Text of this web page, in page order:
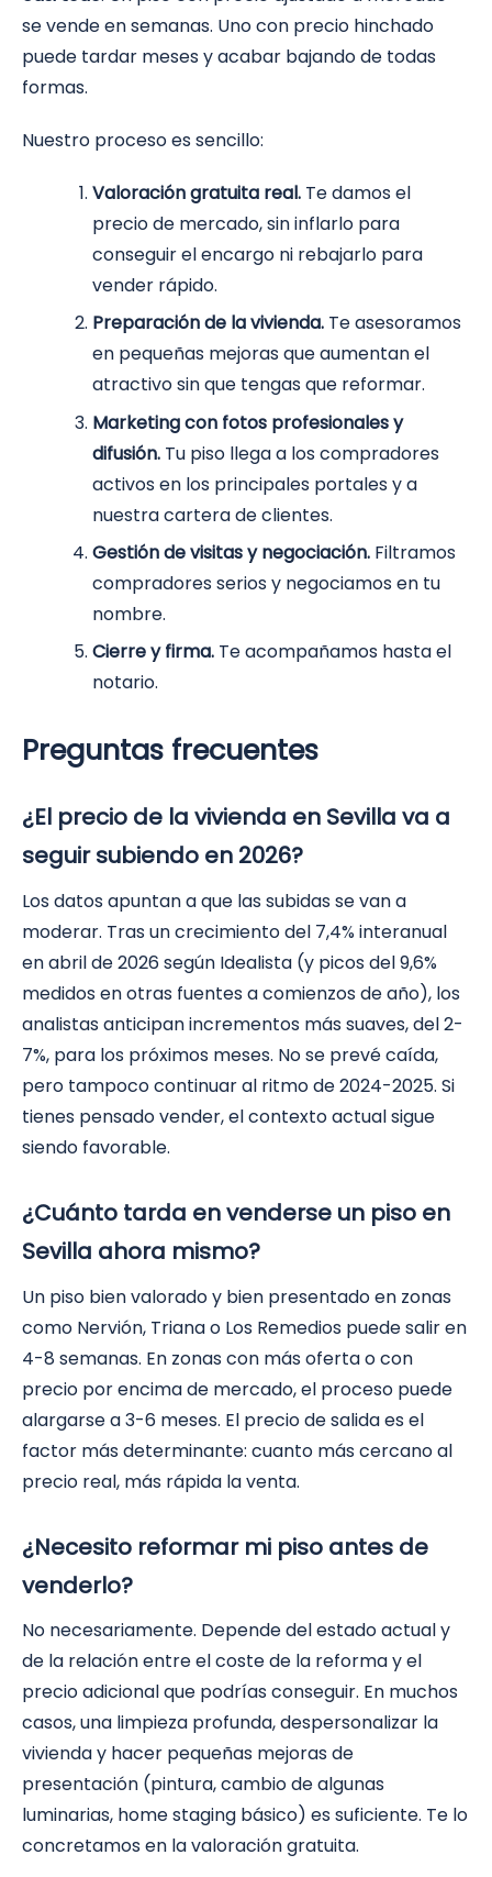
se vende en semanas. Uno con precio hinchado
puede tardar meses y acabar bajando de todas
formas.
Nuestro proceso es sencillo:
Valoración gratuita real. Te damos el
precio de mercado, sin inflarlo para
conseguir el encargo ni rebajarlo para
vender rápido.
Preparación de la vivienda. Te asesoramos
en pequeñas mejoras que aumentan el
atractivo sin que tengas que reformar.
Marketing con fotos profesionales y
difusión. Tu piso llega a los compradores
activos en los principales portales y a
nuestra cartera de clientes.
Gestión de visitas y negociación. Filtramos
compradores serios y negociamos en tu
nombre.
Cierre y firma. Te acompañamos hasta el
notario.
Preguntas frecuentes
¿El precio de la vivienda en Sevilla va a
seguir subiendo en 2026?
Los datos apuntan a que las subidas se van a
moderar. Tras un crecimiento del 7,4% interanual
en abril de 2026 según Idealista (y picos del 9,6%
medidos en otras fuentes a comienzos de año), los
analistas anticipan incrementos más suaves, del 2-
7%, para los próximos meses. No se prevé caída,
pero tampoco continuar al ritmo de 2024-2025. Si
tienes pensado vender, el contexto actual sigue
siendo favorable.
¿Cuánto tarda en venderse un piso en
Sevilla ahora mismo?
Un piso bien valorado y bien presentado en zonas
como Nervión, Triana o Los Remedios puede salir en
4-8 semanas. En zonas con más oferta o con
precio por encima de mercado, el proceso puede
alargarse a 3-6 meses. El precio de salida es el
factor más determinante: cuanto más cercano al
precio real, más rápida la venta.
¿Necesito reformar mi piso antes de
venderlo?
No necesariamente. Depende del estado actual y
de la relación entre el coste de la reforma y el
precio adicional que podrías conseguir. En muchos
casos, una limpieza profunda, despersonalizar la
vivienda y hacer pequeñas mejoras de
presentación (pintura, cambio de algunas
luminarias, home staging básico) es suficiente. Te lo
concretamos en la valoración gratuita.